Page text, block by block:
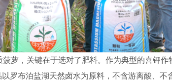
萝，关键在于选对了肥料。作为典型的喜钾
罗布泊盐湖天然卤水为原料，不含游离酸、